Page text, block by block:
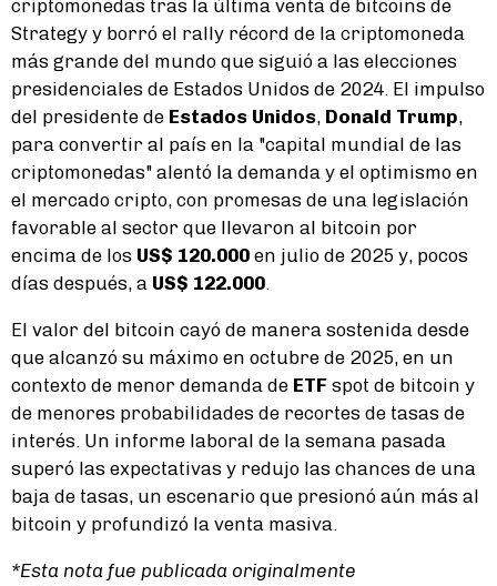
criptomonedas tras la última venta de bitcoins de
Strategy y borró el rally récord de la criptomoneda
más grande del mundo que siguió a las elecciones
presidenciales de Estados Unidos de 2024. El impulso
del presidente de Estados Unidos, Donald Trump,
para convertir al país en la "capital mundial de las
criptomonedas" alentó la demanda y el optimismo en
el mercado cripto, con promesas de una legislación
favorable al sector que llevaron al bitcoin por
encima de los US$ 120.000 en julio de 2025 y, pocos
días después, a US$ 122.000.
El valor del bitcoin cayó de manera sostenida desde
que alcanzó su máximo en octubre de 2025, en un
contexto de menor demanda de ETF spot de bitcoin y
de menores probabilidades de recortes de tasas de
interés. Un informe laboral de la semana pasada
superó las expectativas y redujo las chances de una
baja de tasas, un escenario que presionó aún más al
bitcoin y profundizó la venta masiva.
*Esta nota fue publicada originalmente